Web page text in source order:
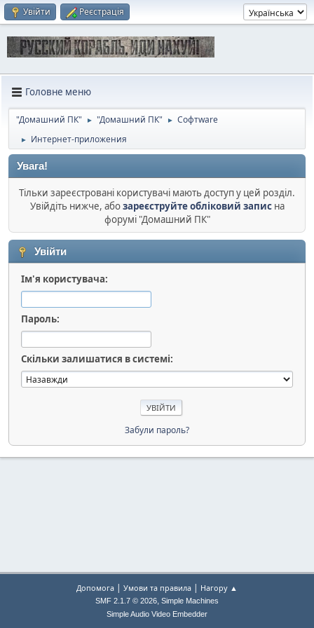
Увійти Реєстрація
Головне меню
"Домашний ПК" ► "Домашний ПК" ► Софтware
► Интернет-приложения
Увага!
Тільки зареєстровані користувачі мають доступ у цей розділ.
Увійдіть нижче, абозареєструйте обліковий записна
форумі "Домашний ПК"
Увійти
Ім'я користувача:
Пароль:
Скільки залишатися в системі:
Забули пароль?
Допомога | Умови та правила | Нагору ▲
SMF 2.1.7 © 2026, Simple Machines
Simple Audio Video Embedder